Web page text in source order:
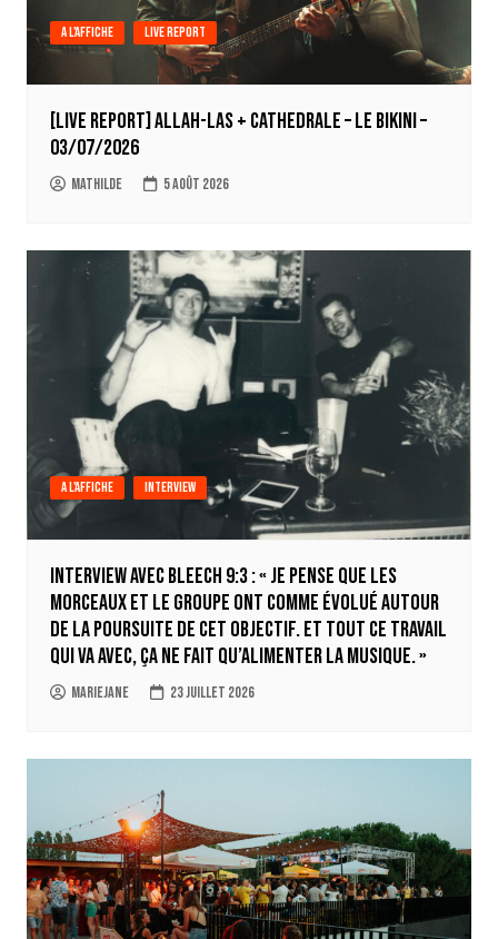
A l'affiche Live report
[LIVE REPORT] Allah-Las + Cathedrale – Le Bikini –
03/07/2026
Mathilde 5 août 2026
A l'affiche Interview
INTERVIEW AVEC BLEECH 9:3 : « Je pense que les
morceaux et le groupe ont comme évolué autour
de la poursuite de cet objectif. Et tout ce travail
qui va avec, ça ne fait qu’alimenter la musique. »
Mariejane 23 juillet 2026